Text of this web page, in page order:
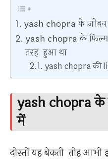
yash chopra के जीबन
yash chopra के
तरह हुआ था
yash chopra की
yash chopra के
में
दोस्तों यह बेकती तोह आभी